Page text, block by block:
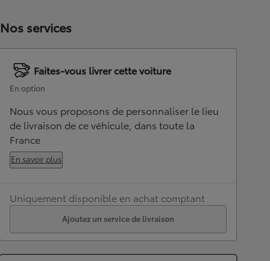
Nos services
Faites-vous livrer cette voiture
En option
Nous vous proposons de personnaliser le lieu
de livraison de ce véhicule, dans toute la
France
En savoir plus
Uniquement disponible en achat comptant
Ajoutez un service de livraison